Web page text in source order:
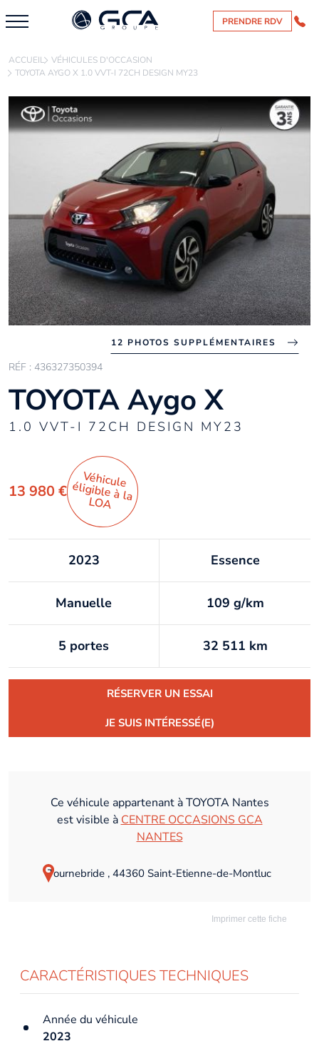
PRENDRE RDV
ACCUEIL VÉHICULES D'OCCASION
TOYOTA AYGO X 1.0 VVT-I 72CH DESIGN MY23
12 PHOTOS SUPPLÉMENTAIRES
RÉF : 436327350394
TOYOTA Aygo X
1.0 VVT-I 72CH DESIGN MY23
13 980 €
Véhicule
éligible à la
LO
A
2023 Essence
Manuelle 109 g/km
5 portes 32 511 km
RÉSERVER UN ESSAI
JE SUIS INTÉRESSÉ(E)
Ce véhicule appartenant à TOYOTA Nantes
est visible à CENTRE OCCASIONS GCA
NANTES
Tournebride , 44360 Saint-Etienne-de-Montluc
Imprimer cette fiche
CARACTÉRISTIQUES TECHNIQUES
Année du véhicule
2023